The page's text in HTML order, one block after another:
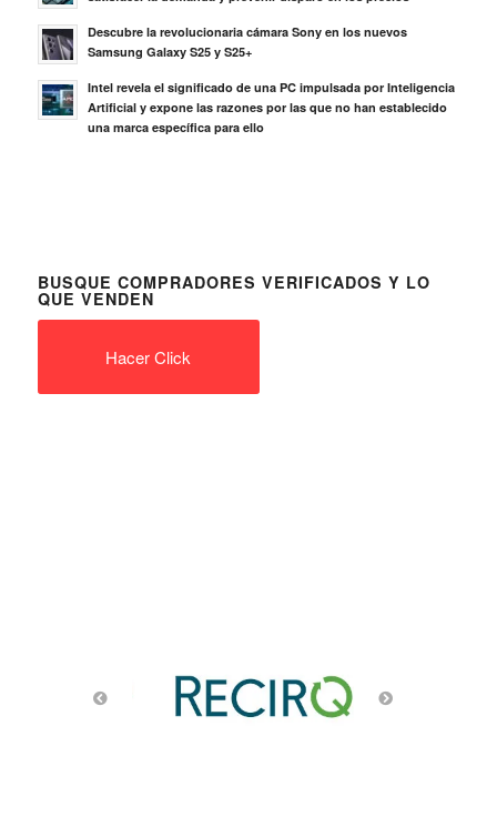
Descubre la revolucionaria cámara Sony en los nuevos
Samsung Galaxy S25 y S25+
Intel revela el significado de una PC impulsada por Inteligencia
Artificial y expone las razones por las que no han establecido
una marca específica para ello
BUSQUE COMPRADORES VERIFICADOS Y LO
QUE VENDEN
Hacer Click